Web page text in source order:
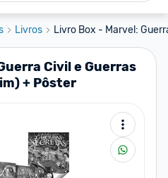
Livros Livro Box - Marvel:
Civil e Guerras
+ Pôster